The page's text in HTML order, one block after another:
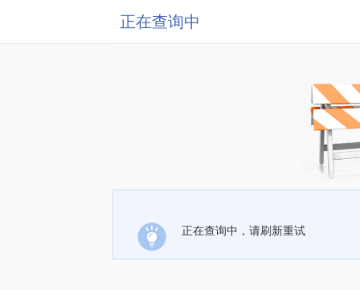
正在查询中
正在查询中，请刷新重试